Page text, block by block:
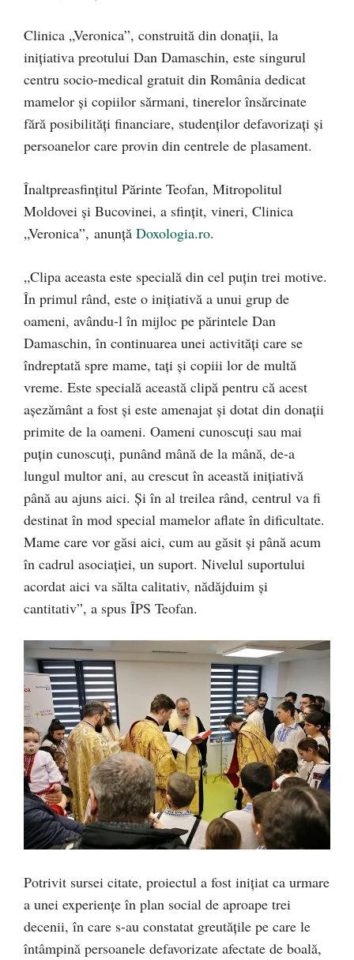
Clinica „Veronica”, construită din donații, la
inițiativa preotului Dan Damaschin, este singurul
centru socio-medical gratuit din România dedicat
mamelor și copiilor sărmani, tinerelor însărcinate
fără posibilități financiare, studenților defavorizați și
persoanelor care provin din centrele de plasament.
Înaltpreasfințitul Părinte Teofan, Mitropolitul
Moldovei și Bucovinei, a sfințit, vineri, Clinica
„Veronica”, anunță Doxologia.ro.
„Clipa aceasta este specială din cel puțin trei motive.
În primul rând, este o inițiativă a unui grup de
oameni, avându-l în mijloc pe părintele Dan
Damaschin, în continuarea unei activități care se
îndreptată spre mame, tați și copiii lor de multă
vreme. Este specială această clipă pentru că acest
așezământ a fost și este amenajat și dotat din donații
primite de la oameni. Oameni cunoscuți sau mai
puțin cunoscuți, punând mână de la mână, de-a
lungul multor ani, au crescut în această inițiativă
până au ajuns aici. Și în al treilea rând, centrul va fi
destinat în mod special mamelor aflate în dificultate.
Mame care vor găsi aici, cum au găsit și până acum
în cadrul asociației, un suport. Nivelul suportului
acordat aici va sălta calitativ, nădăjduim și
cantitativ”, a spus ÎPS Teofan.
Potrivit sursei citate, proiectul a fost inițiat ca urmare
a unei experiențe în plan social de aproape trei
decenii, în care s-au constatat greutățile pe care le
întâmpină persoanele defavorizate afectate de boală,